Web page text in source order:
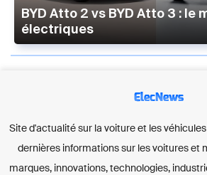
BYD Atto 2 vs BYD Atto 3 : le
électriques
ElecNews
Site d'actualité sur la voiture et les
dernières informations sur les voitures et
marques, innovations, technologies,